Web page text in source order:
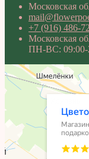
Московская
+7 (916) 486-
Московская
ПН-ВС: 09:00-